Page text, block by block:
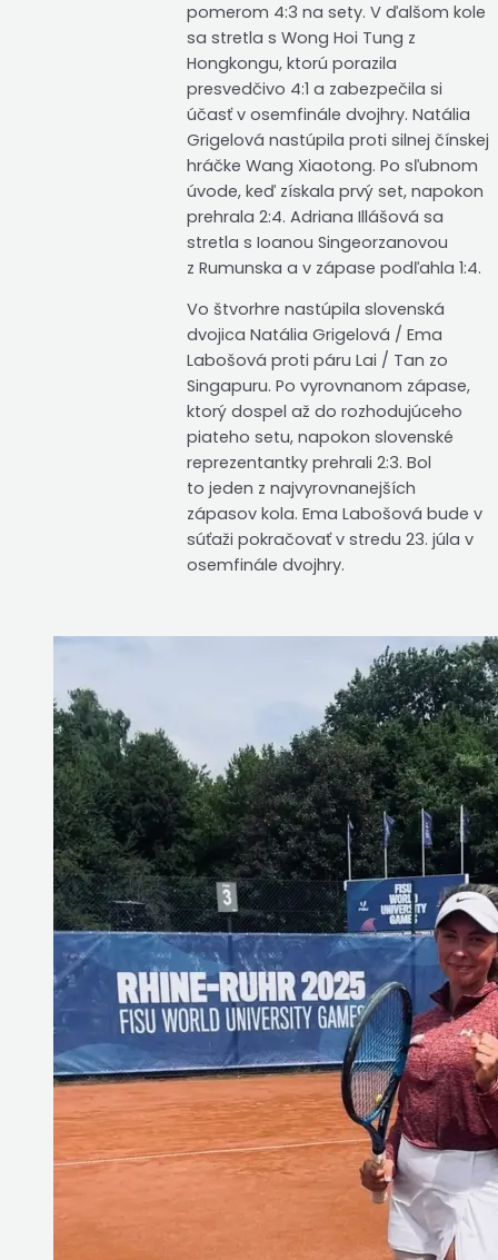
pomerom 4:3 na sety. V ďalšom kole
sa stretla s Wong Hoi Tung z
Hongkongu, ktorú porazila
presvedčivo 4:1 a zabezpečila si
účasť v osemfinále dvojhry. Natália
Grigelová nastúpila proti silnej čínskej
hráčke Wang Xiaotong. Po sľubnom
úvode, keď získala prvý set, napokon
prehrala 2:4. Adriana Illášová sa
stretla s Ioanou Singeorzanovou
z Rumunska a v zápase podľahla 1:4.
Vo štvorhre nastúpila slovenská
dvojica Natália Grigelová / Ema
Labošová proti páru Lai / Tan zo
Singapuru. Po vyrovnanom zápase,
ktorý dospel až do rozhodujúceho
piateho setu, napokon slovenské
reprezentantky prehrali 2:3. Bol
to jeden z najvyrovnanejších
zápasov kola. Ema Labošová bude v
súťaži pokračovať v stredu 23. júla v
osemfinále dvojhry.